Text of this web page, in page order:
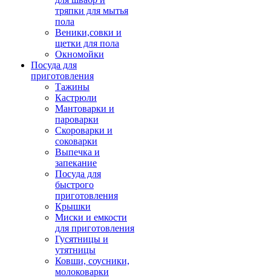
тряпки для мытья
пола
Веники,совки и
щетки для пола
Окномойки
Посуда для
приготовления
Тажины
Кастрюли
Мантоварки и
пароварки
Скороварки и
соковарки
Выпечка и
запекание
Посуда для
быстрого
приготовления
Крышки
Миски и емкости
для приготовления
Гусятницы и
утятницы
Ковши, соусники,
молоковарки